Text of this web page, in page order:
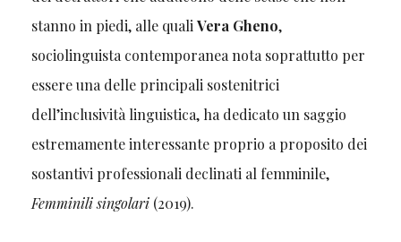
stanno in piedi, alle qualiVera Gheno,
sociolinguista contemporanea nota soprattutto per
essere una delle principali sostenitrici
dell’inclusività linguistica, ha dedicato un saggio
estremamente interessante proprio a proposito dei
sostantivi professionali declinati al femminile,
Femminili singolari(2019).